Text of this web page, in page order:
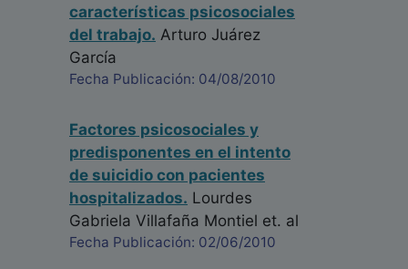
características psicosociales
del trabajo. Arturo Juárez
García
Fecha Publicación: 04/08/2010
Factores psicosociales y
predisponentes en el intento
de suicidio con pacientes
hospitalizados. Lourdes
Gabriela Villafaña Montiel et. al
Fecha Publicación: 02/06/2010